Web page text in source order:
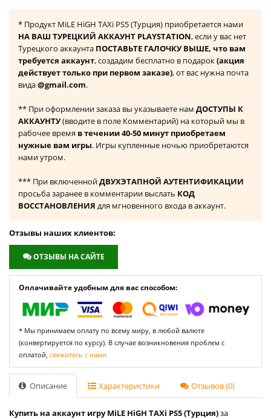
* Продукт MiLE HiGH TAXi PS5 (Турция) приобретается нами
НА ВАШ ТУРЕЦКИЙ АККАУНТ PLAYSTATION, если у вас нет
Турецкого аккаунта ПОСТАВЬТЕ ГАЛОЧКУ ВЫШЕ, что вам
требуется аккаунт, создадим бесплатно в подарок(акция
действует только при первом заказе), от вас нужна почта
вида@gmail.com.
** При оформлении заказа вы указываете нам ДОСТУПЫ К
АККАУНТУ(вводите в поле Комментарий) на который мы в
рабочее время в течении 40-50 минут приобретаем
нужные вам игры. Игры купленные ночью приобретаются
нами утром.
*** При включеннойДВУХЭТАПНОЙ АУТЕНТИФИКАЦИИ
просьба заранее в комментарии выслать КОД
ВОССТАНОВЛЕНИЯ для мгновенного входа в аккаунт.
Отзывы наших клиентов:
ОТЗЫВЫ НА САЙТЕ
Оплачивайте удобным для вас способом:
* Мы принимаем оплату по всему миру, в любой валюте
(конвертируется по курсу). В случае возникновения проблем с
оплатой, свяжитесь с нами.
Описание Характеристики Отзывов (0)
Купить на аккаунт игру MiLE HiGH TAXi PS5 (Турция)за